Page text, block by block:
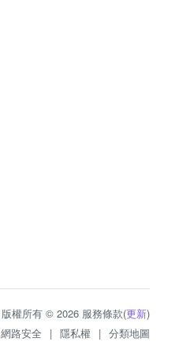
權所有 © 2026 服務條款(更新)
網路安全 | 隱私權 | 分類地圖